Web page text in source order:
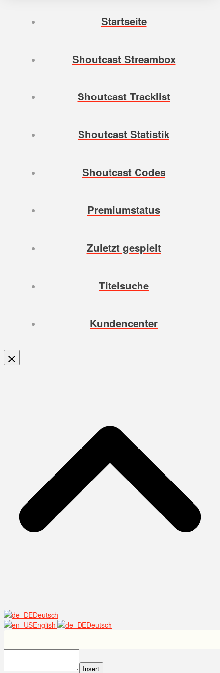
Startseite
Shoutcast Streambox
Shoutcast Tracklist
Shoutcast Statistik
Shoutcast Codes
Premiumstatus
Zuletzt gespielt
Titelsuche
Kundencenter
Deutsch
English
Deutsch
Insert